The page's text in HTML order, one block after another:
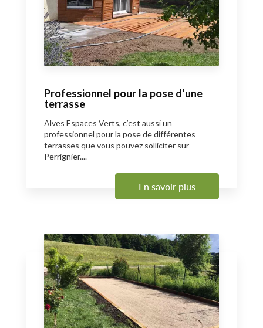
Professionnel pour la pose d'une
terrasse
Alves Espaces Verts, c’est aussi un
professionnel pour la pose de différentes
terrasses que vous pouvez solliciter sur
Perrignier....
En savoir plus